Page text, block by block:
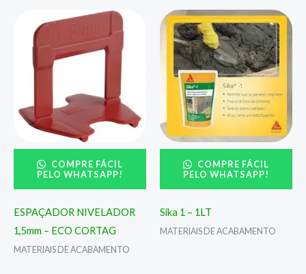
COMPRE FÁCIL
PELO WHATSAPP!
ESPAÇADOR NIVELADOR
1,5mm – ECO CORTAG
MATERIAIS DE ACABAMENTO
COMPRE FÁCIL
PELO WHATSAPP!
Sika 1 – 1LT
MATERIAIS DE ACABAMENTO